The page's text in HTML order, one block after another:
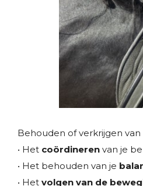
Behouden of verkrijgen van
• Het coördineren van je
• Het behouden van je
• Het volgen van de